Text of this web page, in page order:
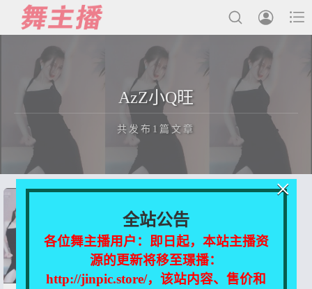



最新发布
主播合集
充值&解压说明
用户中心
会员登陆
AzZ小Q旺
共发布1篇文章
正在为您加载新内容
全站公告
各位舞主播用户：即日起，本站主播资
源的更新将移至璟播：
http://jinpic.store/，该站内容、售价和
×